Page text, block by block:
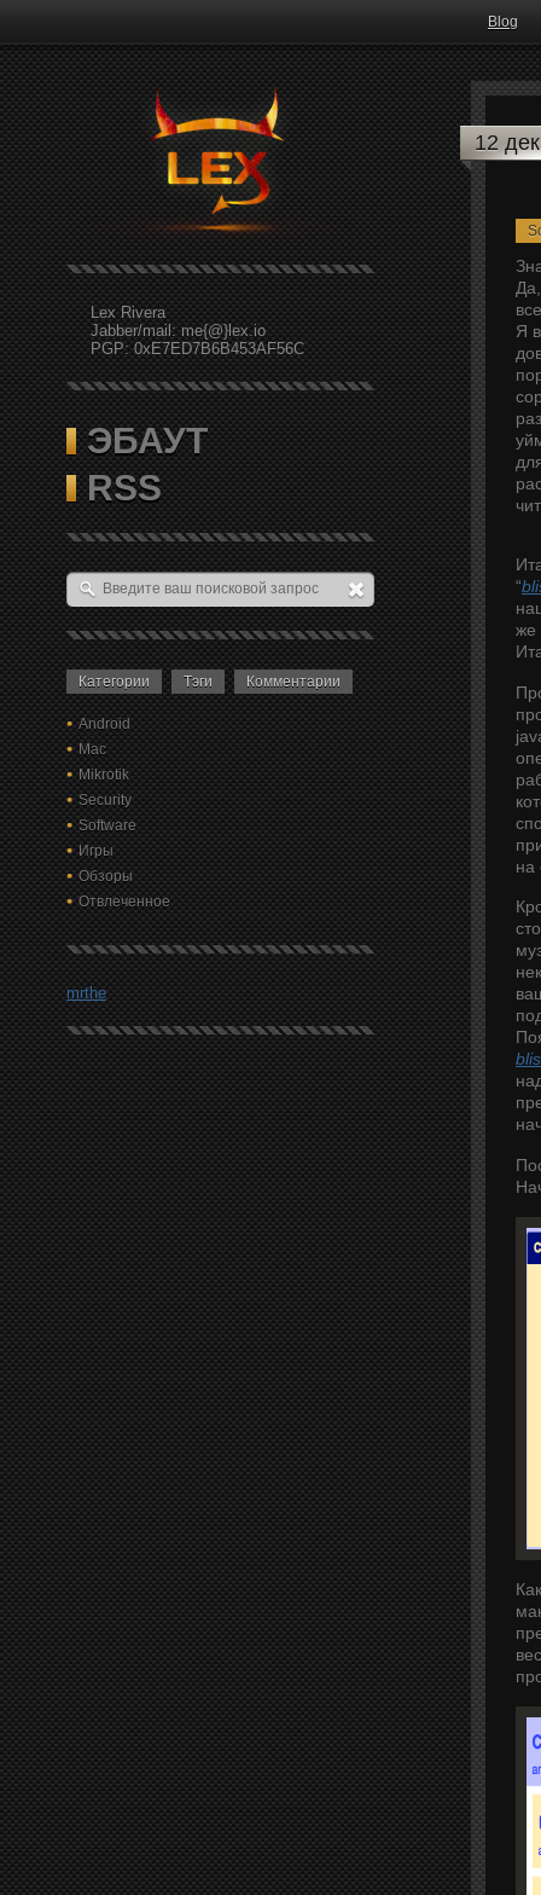
Blog
Lex Rivera
Jabber/mail: me{@}lex.io
PGP: 0xE7ED7B6B453AF56C
ЭБАУТ
RSS
Категории Тэги Комментарии
Android
Mac
Mikrotik
Security
Software
Игры
Обзоры
Отвлеченное
mrthe
12
Я
“
же
на